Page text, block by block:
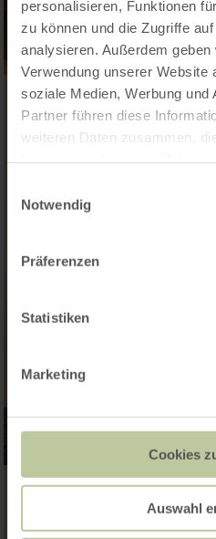
personalisieren, Funktionen
zu können und die Zugriffe
analysieren. Außerdem
Verwendung unserer Website
soziale Medien, Werbung und
Partner führen diese
weiteren Daten zusammen,
Notwendig
Präferenzen
Statistiken
Marketing
Cookies
Auswahl